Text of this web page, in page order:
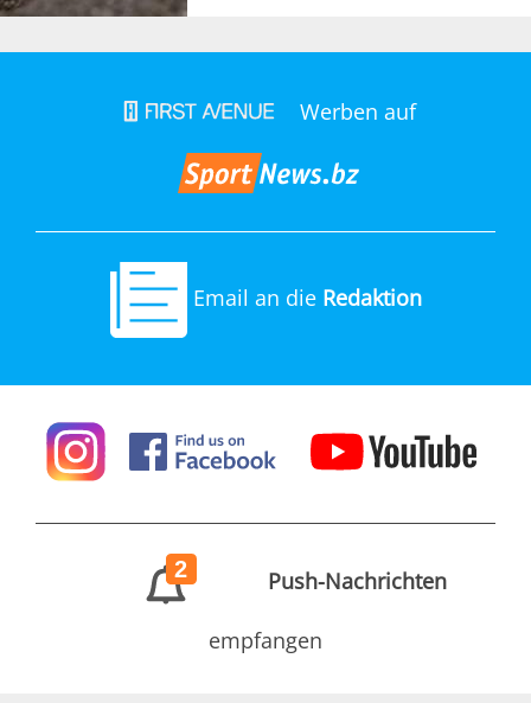
Werben auf
Email an die Redaktion
2 Push-Nachrichten
empfangen